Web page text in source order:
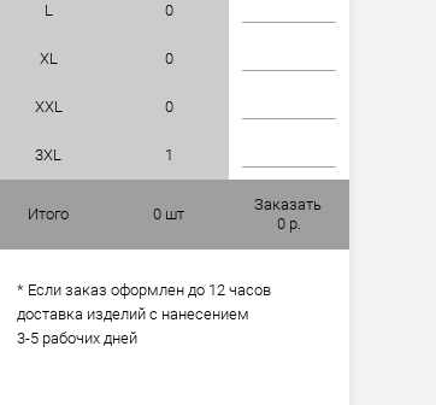
L 0
XL 0
XXL 0
3XL 1
Итого 0 шт
Заказать
0 р.
* Если заказ оформлен до 12 часов
доставка изделий с нанесением
3-5 рабочих дней